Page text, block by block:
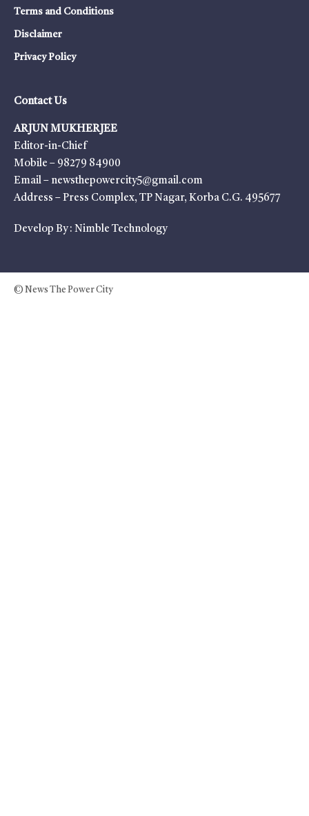
Terms and Conditions
Disclaimer
Privacy Policy
Contact Us
ARJUN MUKHERJEE
Editor-in-Chief
Mobile – 98279 84900
Email – newsthepowercity5@gmail.com
Address – Press Complex, TP Nagar, Korba C.G. 495677
Develop By : Nimble Technology
© News The Power City